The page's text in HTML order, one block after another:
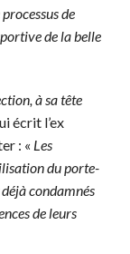
de
de la belle
à sa tête
écrit l’ex
: « Les
du porte-
condamnés
de leurs